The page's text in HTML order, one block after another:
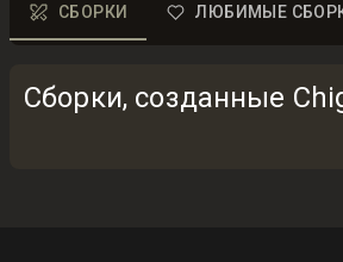
СБОРКИ ЛЮБИМЫЕ
Сборки, созданные